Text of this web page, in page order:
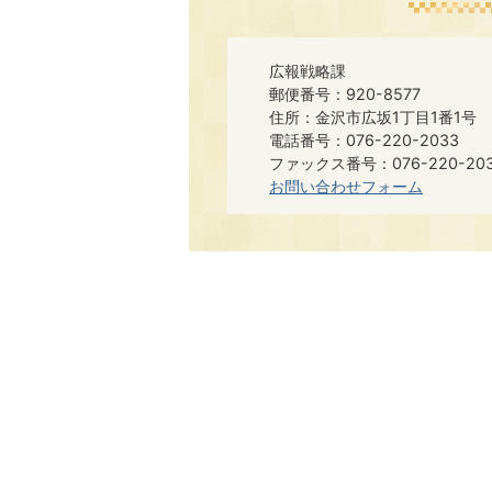
広報戦略課
郵便番号：920-8577
住所：金沢市広坂1丁目1番1号
電話番号：076-220-2033
ファックス番号：076-220-
お問い合わせフォーム